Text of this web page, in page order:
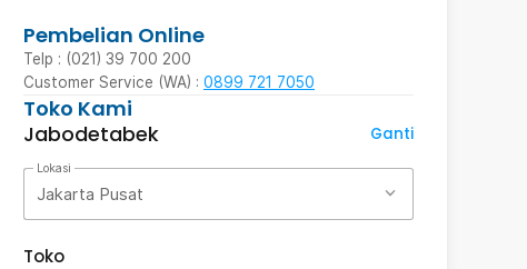
Pembelian Online
Telp : (021) 39 700 200
Customer Service (WA) : 0899 721 7050
Toko Kami
Jabodetabek
Ganti
Lokasi
Jakarta Pusat
Toko